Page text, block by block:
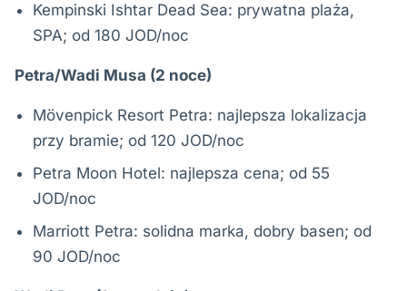
Kempinski Ishtar Dead Sea: prywatna plaża,
SPA; od 180 JOD/noc
Petra/Wadi Musa (2 noce)
Mövenpick Resort Petra: najlepsza lokalizacja
przy bramie; od 120 JOD/noc
Petra Moon Hotel: najlepsza cena; od 55
JOD/noc
Marriott Petra: solidna marka, dobry basen; od
90 JOD/noc